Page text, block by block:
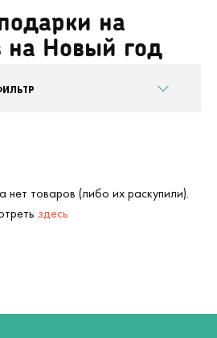
на
на Новый год
нет товаров (либо их раскупили).
здесь